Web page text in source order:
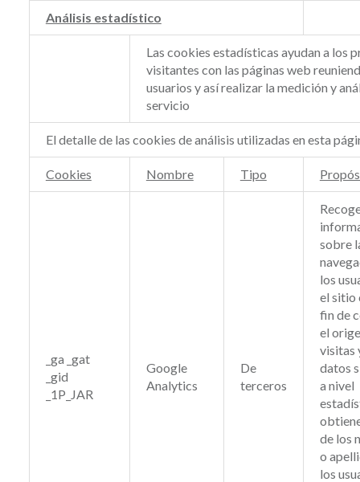
Análisis estadístico
Las cookies estadísticas ayudan a los
visitantes con las páginas web
usuarios y así realizar la medición y
servicio
El detalle de las cookies de análisis utilizadas en esta
Cookies Nombre Tipo
_ga _gat
_gid
_1P_JAR
Google
Analytics
De
terceros
sobre
los
el sitio
fin de
el
visitas
datos
a nivel
de los
o
los